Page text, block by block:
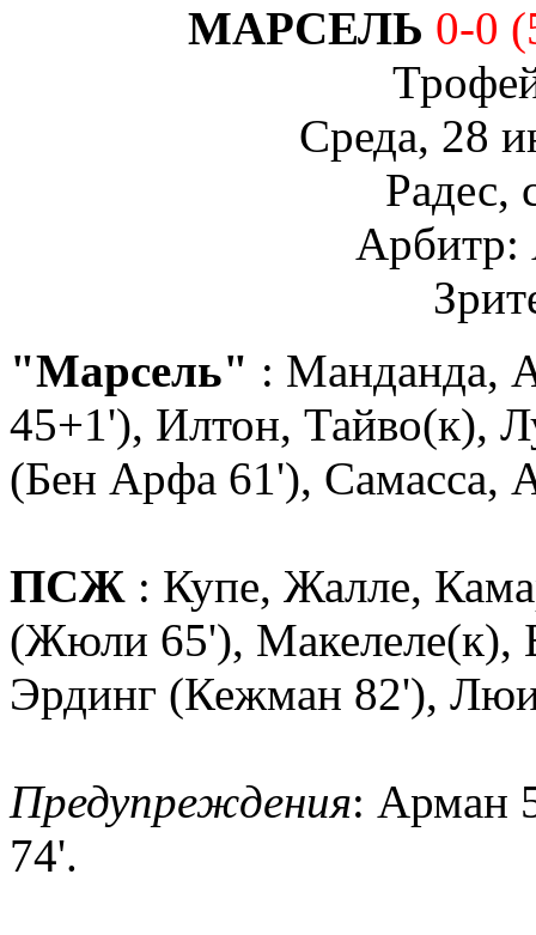
МАРСЕЛЬ 0-0
Среда, 28
Радес,
Арбитр:
"Марсель" : Манданда,
45+1'), Илтон, Тайво(к),
(Бен Арфа 61'),
ПСЖ : Купе, Жалле,
(Жюли 65'), Макелеле(к),
Эрдинг (Кежман 82'),
Предупреждения: Арман
74'.